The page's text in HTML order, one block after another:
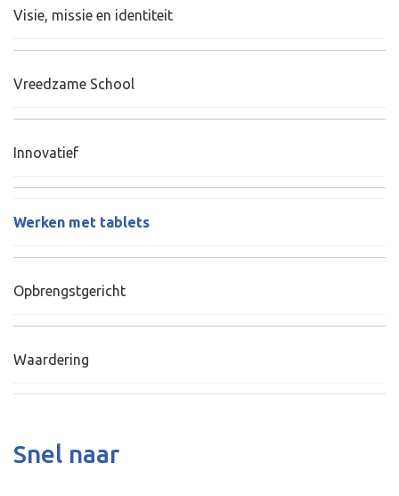
Visie, missie en identiteit
Vreedzame School
Innovatief
Werken met tablets
Opbrengstgericht
Waardering
Snel naar